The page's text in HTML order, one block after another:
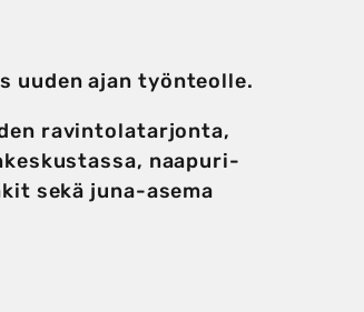
uuden ajan työn­teolle.
ravintola­tarjonta,
naapuri­
sekä juna-asema